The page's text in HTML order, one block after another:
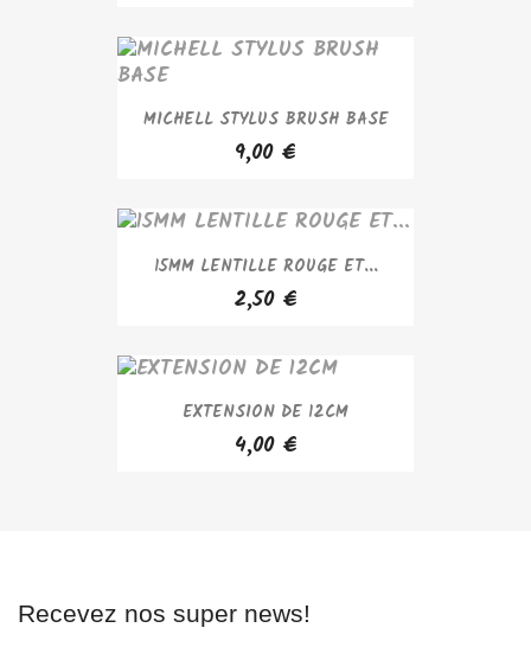
MICHELL STYLUS BRUSH BASE
9,00 €
15MM LENTILLE ROUGE ET...
2,50 €
EXTENSION DE 12CM
4,00 €
Recevez nos super news!